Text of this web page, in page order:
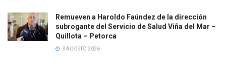
Remueven a Haroldo Faúndez de la dirección
subrogante del Servicio de Salud Viña del Mar –
Quillota – Petorca
3 AGOSTO 2026